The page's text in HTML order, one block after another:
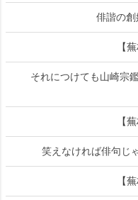
俳諧の
【
それにつけても山崎宗
【
笑えなければ俳句じ
【